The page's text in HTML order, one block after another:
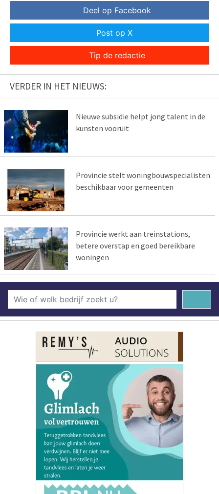
Deel op Facebook
Post op X
Tip de redactie
VERDER IN HET NIEUWS:
Nieuwe subsidie helpt jong talent in de
kunsten vooruit
Provincie stelt woningbouwspecialisten
beschikbaar voor gemeenten
Provincie werkt aan treinstations,
betere overstap en goed bereikbare
woningen